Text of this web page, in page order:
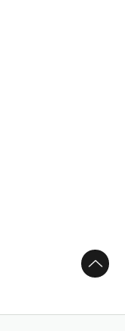
ページトップへ